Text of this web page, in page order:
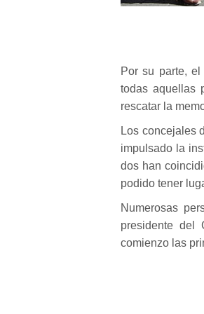
Por su parte,
todas aquellas
rescatar la
Los concejales
impulsado la
dos han
podido tener
Numerosas
presidente del
comienzo las